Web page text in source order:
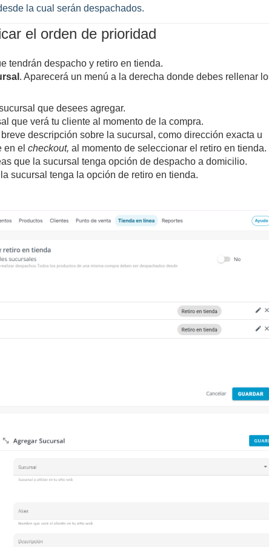
la cual serán despachados.
el orden de prioridad
tendrán despacho y retiro en tienda.
. Aparecerá un menú a la derecha donde debes rellenar
que desees agregar.
que verá tu cliente al momento de la compra.
descripción sobre la sucursal, como dirección exacta u
en el checkout, al momento de seleccionar el retiro en tienda.
que la sucursal tenga opción de despacho a domicilio.
sucursal tenga la opción de retiro en tienda.